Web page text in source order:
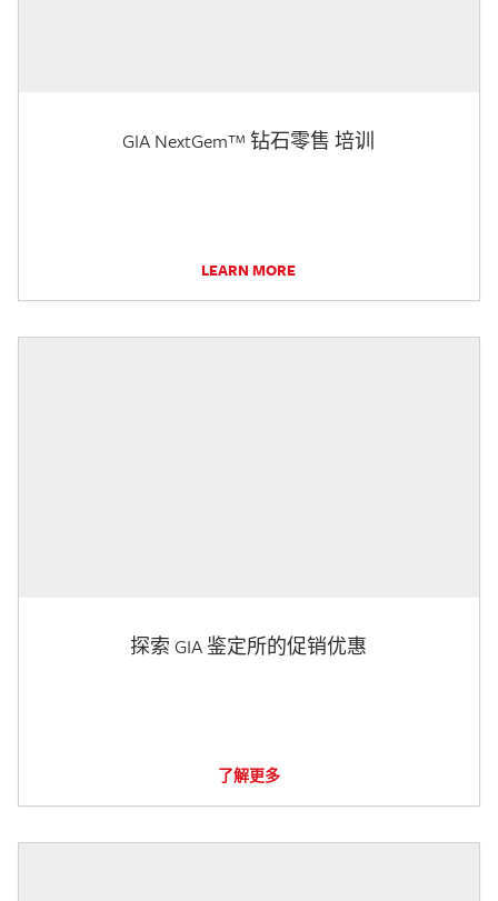
GIA NextGem™ 钻石零售 培训
LEARN MORE
探索 GIA 鉴定所的促销优惠
了解更多